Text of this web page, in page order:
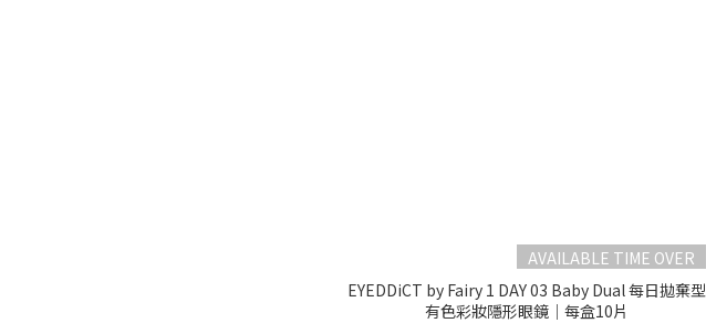
AVAILABLE TIME OVER
EYEDDiCT by Fairy 1 DAY 03 Baby Dual 每日拋棄型
有色彩妝隱形眼鏡｜每盒10片